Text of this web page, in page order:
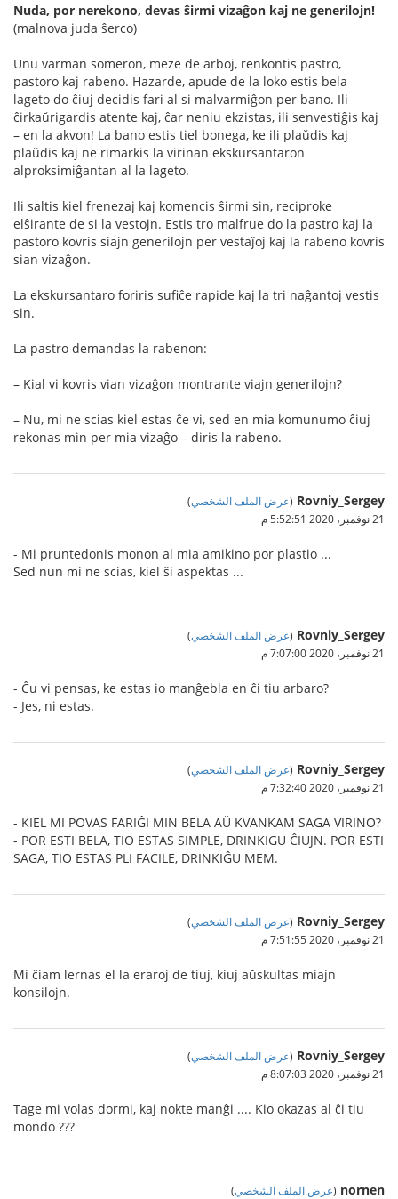
Nuda, por nerekono, devas ŝirmi vizaĝon kaj ne generilojn!
(malnova juda ŝerco)
Unu varman someron, meze de arboj, renkontis pastro,
pastoro kaj rabeno. Hazarde, apude de la loko estis bela
lageto do ĉiuj decidis fari al si malvarmiĝon per bano. Ili
ĉirkaŭrigardis atente kaj, ĉar neniu ekzistas, ili senvestiĝis kaj
– en la akvon! La bano estis tiel bonega, ke ili plaŭdis kaj
plaŭdis kaj ne rimarkis la virinan ekskursantaron
alproksimiĝantan al la lageto.
Ili saltis kiel frenezaj kaj komencis ŝirmi sin, reciproke
elŝirante de si la vestojn. Estis tro malfrue do la pastro kaj la
pastoro kovris siajn generilojn per vestaĵoj kaj la rabeno kovris
sian vizaĝon.
La ekskursantaro foriris sufiĉe rapide kaj la tri naĝantoj vestis
sin.
La pastro demandas la rabenon:
– Kial vi kovris vian vizaĝon montrante viajn generilojn?
– Nu, mi ne scias kiel estas ĉe vi, sed en mia komunumo ĉiuj
rekonas min per mia vizaĝo – diris la rabeno.
Rovniy_Sergey
(عرض الملف الشخصي)
21 نوفمبر، 2020 5:52:51 م
- Mi pruntedonis monon al mia amikino por plastio ...
Sed nun mi ne scias, kiel ŝi aspektas ...
Rovniy_Sergey
(عرض الملف الشخصي)
21 نوفمبر، 2020 7:07:00 م
- Ĉu vi pensas, ke estas io manĝebla en ĉi tiu arbaro?
- Jes, ni estas.
Rovniy_Sergey
(عرض الملف الشخصي)
21 نوفمبر، 2020 7:32:40 م
- KIEL MI POVAS FARIĜI MIN BELA AŬ KVANKAM SAGA VIRINO?
- POR ESTI BELA, TIO ESTAS SIMPLE, DRINKIGU ĈIUJN. POR ESTI
SAGA, TIO ESTAS PLI FACILE, DRINKIĜU MEM.
Rovniy_Sergey
(عرض الملف الشخصي)
21 نوفمبر، 2020 7:51:55 م
Mi ĉiam lernas el la eraroj de tiuj, kiuj aŭskultas miajn
konsilojn.
Rovniy_Sergey
(عرض الملف الشخصي)
21 نوفمبر، 2020 8:07:03 م
Tage mi volas dormi, kaj nokte manĝi .... Kio okazas al ĉi tiu
mondo ???
nornen
(عرض الملف الشخصي)